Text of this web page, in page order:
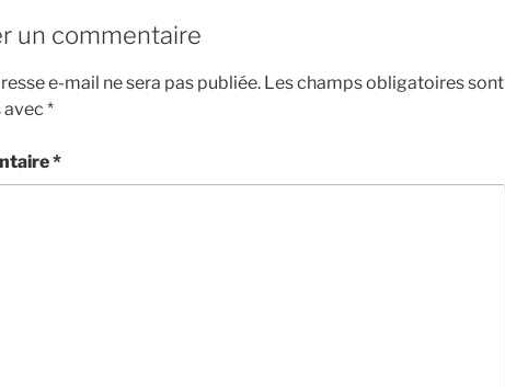
un commentaire
e-mail ne sera pas publiée. Les champs obligatoires sont
avec *
*